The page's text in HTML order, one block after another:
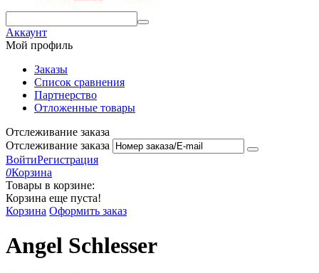
Аккаунт
Мой профиль
Заказы
Список сравнения
Партнерство
Отложенные товары
Отслеживание заказа
Отслеживание заказа
ВойтиРегистрация
0Корзина
Товары в корзине:
Корзина еще пуста!
Корзина Оформить заказ
Angel Schlesser